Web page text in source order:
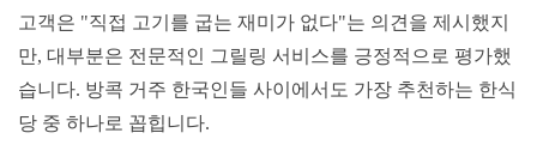
고객은 "직접 고기를 굽는 재미가 없다"는 의견을 제시했지
만, 대부분은 전문적인 그릴링 서비스를 긍정적으로 평가했
습니다. 방콕 거주 한국인들 사이에서도 가장 추천하는 한식
당 중 하나로 꼽힙니다.​